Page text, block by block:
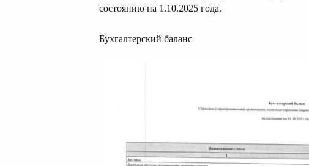
состоянию на 1.10.2025 года.
Бухгалтерский баланс